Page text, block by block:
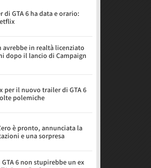
GTA 6 ha data e orario:
avrebbe in realtà licenziato
dopo il lancio di Campaign
per il nuovo trailer di GTA 6
polemiche
è pronto, annunciata la
e una sorpresa
6 non stupirebbe un ex